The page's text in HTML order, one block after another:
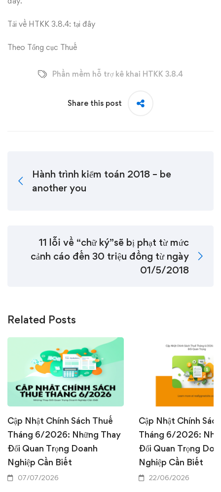
Tải về HTKK 3.8.4: tại đây
Theo Tổng cục Thuế
Phần mềm hỗ trợ kê khai HTKK 3.8.4
Share this post
Hành trình kiểm toán 2018 – be
another you
11 lỗi về “chữ ký”sẽ bị phạt từ mức
cảnh cáo đến 30 triệu đồng từ ngày
01/5/2018
Related Posts
Cập Nhật Chính Sách Thuế
Tháng 6/2026: Những Thay
Đổi Quan Trọng Doanh
Nghiệp Cần Biết
07/07/2026
Cập Nhật Chính
Tháng 6/2026:
Đổi Quan Trọng
Nghiệp Cần Biết
22/06/2026